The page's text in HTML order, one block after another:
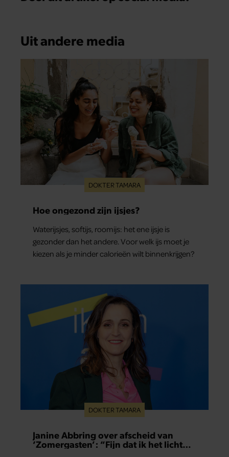
Uit andere media
DOKTER TAMARA
Hoe ongezond zijn ijsjes?
Waterijsjes, softijs, roomijs: het ene ijsje is
gezonder dan het andere. Voor welk ijs moet je
kiezen als je minder calorieën wilt binnenkrijgen?
DOKTER TAMARA
Janine Abbring over afscheid van
‘Zomergasten’: “Fijn dat ik het licht